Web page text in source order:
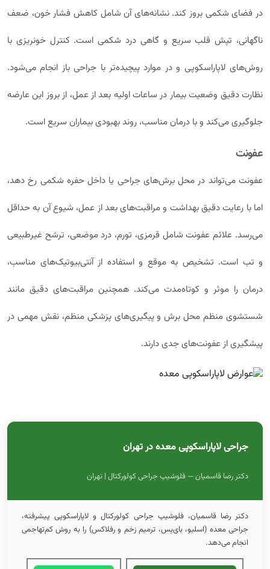
در فضای شکمی بروز کند. نشانه‌های آن شامل کاهش فشار خون، ضعف
ناگهانی، تپش قلب سریع و گاهی درد شکمی است. کنترل خونریزی با
روش‌های لاپاراسکوپی و در موارد پیچیده‌تر با جراحی باز انجام می‌شود.
نظارت دقیق وضعیت بیمار در ساعات اولیه بعد از عمل، از بروز این عارضه
جلوگیری می‌کند و با درمان مناسب، روند بهبودی بیماران سریع است.
عفونت
عفونت می‌تواند در محل برش‌های جراحی یا داخل حفره شکمی رخ دهد،
اما با رعایت دقیق بهداشت و مراقبت‌های بعد از عمل، شیوع آن به حداقل
می‌رسد. علائم عفونت شامل قرمزی، تورم، درد موضعی، ترشح غیرطبیعی
و تب است. تشخیص به موقع و استفاده از آنتی‌بیوتیک‌های مناسب،
درمان را موثر و کوتاه‌مدت می‌کند. همچنین مراقبت‌های دقیق مانند
شستشوی منظم محل برش و پیگیری‌های پزشکی منظم، نقش مهمی در
پیشگیری از عفونت‌های جدی دارند.
جراحی لاپاراسکوپی معده در تهران
دکتر رضا قاسمیان — فلوشیپ جراحی کولورکتال | تهران
دکتر رضا قاسمیان، فلوشیپ جراحی کولورکتال و لاپاراسکوپی پیشرفته،
جراحی معده (اسلیو، بای‌پس، ترمیم زخم و رفلاکس) را به روش کم‌تهاجمی
انجام می‌دهد.